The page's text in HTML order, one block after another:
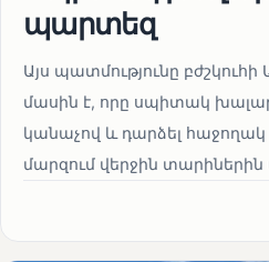
պարտեզ
Այս պատմությունը բժշկուհի
մասին է, որը սպիտակ
կանաչով և դարձել հաջողակ
մարզում վերջին